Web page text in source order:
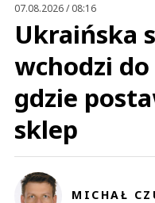
07.08.2026 / 08:16
Ukraińska
wchodzi
gdzie
sklep
MICHAŁ